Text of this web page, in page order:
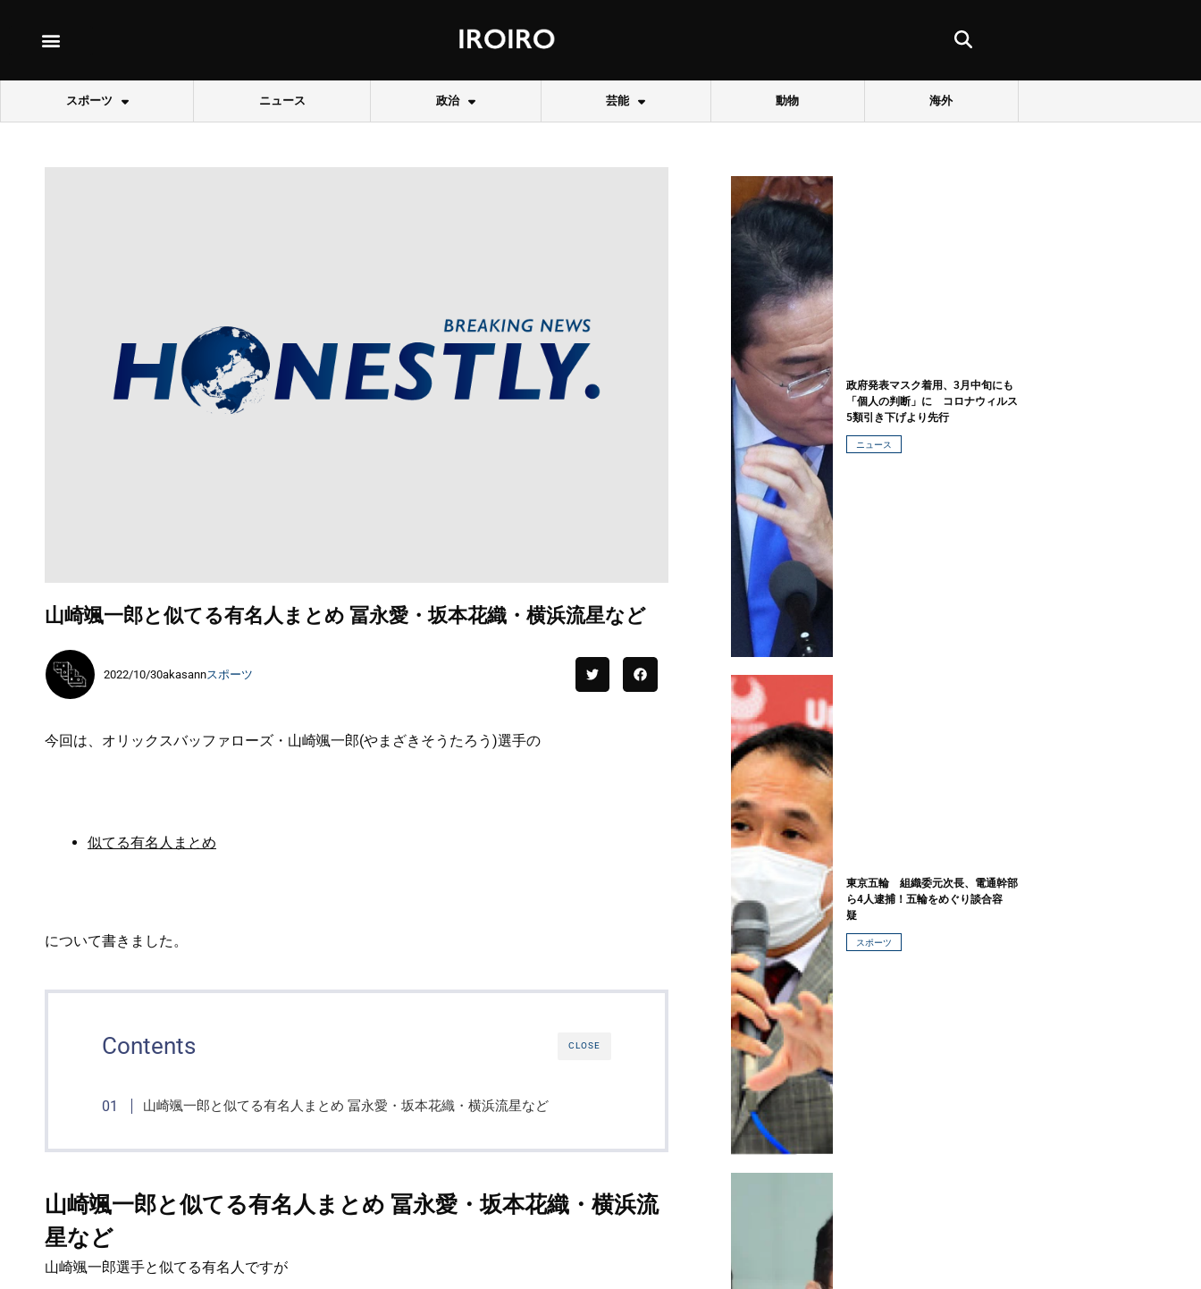
スポーツ ニュース 政治 芸能 動物 海外
山崎颯一郎と似てる有名人まとめ 冨永愛・坂本花織・横浜流星など
2022/10/30akasannスポーツ
今回は、オリックスバッファローズ・山崎颯一郎(やまざきそうたろう)選手の
似てる有名人まとめ
について書きました。
CLOSE
Contents
山崎颯一郎と似てる有名人まとめ 冨永愛・坂本花織・横浜流星など
山崎颯一郎と似てる有名人まとめ 冨永愛・坂本花織・横浜流
星など
山崎颯一郎選手と似てる有名人ですが
政府発表マスク着用、3月中旬にも
「個人の判断」に コロナウィルス
5類引き下げより先行
ニュース
東京五輪 組織委元次長、電通幹部
ら4人逮捕！五輪をめぐり談合容
疑
スポーツ